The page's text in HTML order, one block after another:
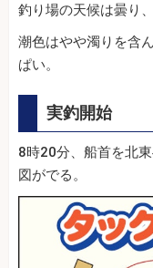
釣り場の天候は曇り
潮色はやや濁りを含
ぱい。
実釣開始
8時20分、船首を北
図がでる。